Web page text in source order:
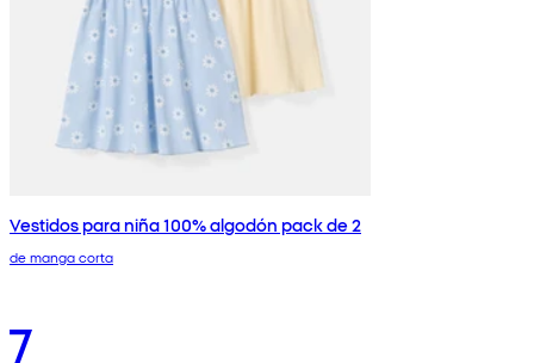
Vestidos para niña 100% algodón pack de 2
de manga corta
7